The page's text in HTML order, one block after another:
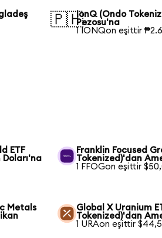
🇵🇭IonQ (Ondo
Pezosu'na
1 IONQon eşittir
ETF
Franklin Focused
Tokenized)'dan
1 FFOGon eşittir
Metals
Global X Uranium
Tokenized)'dan
1 URAon eşittir